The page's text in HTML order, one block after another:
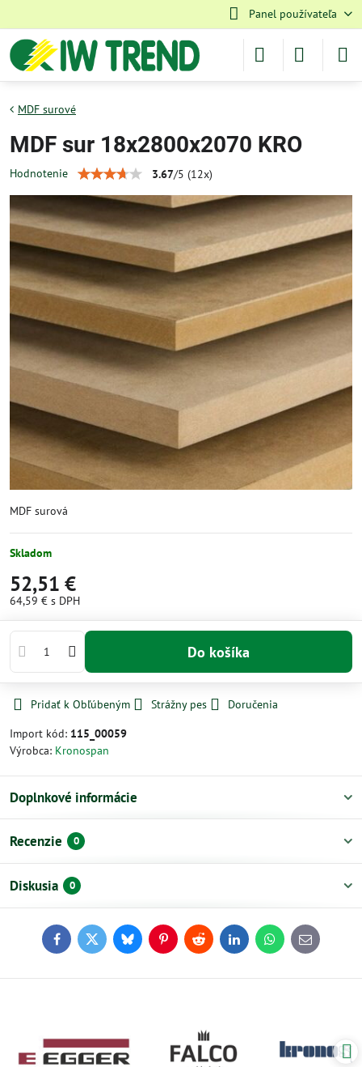
Panel používateľa
MDF surové
MDF sur 18x2800x2070 KRO
Hodnotenie 3.67/5 (12x)
MDF surová
Skladom
52,51 €
64,59 € s DPH
Do košíka
Pridať k Obľúbeným Strážny pes
Doručenia
Import kód: 115_00059
Výrobca: Kronospan
Doplnkové informácie
Recenzie 0
Diskusia 0
FacebookTwitterBlueskyPinterestReddit LinkedInWhatsApp
E-
mail